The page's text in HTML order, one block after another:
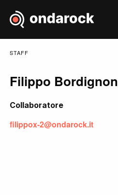
STAFF
Filippo Bordignon
Collaboratore
filippox-2@ondarock.it